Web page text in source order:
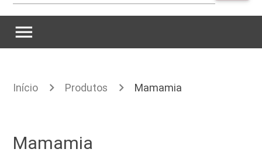
menu
Início Produtos Mamamia
Mamamia